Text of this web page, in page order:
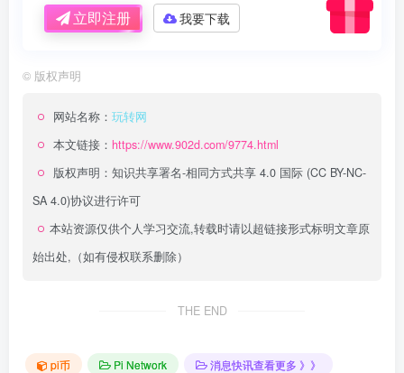
立即注册 我要下载
© 版权声明
网站名称： 玩转网
本文链接： https://www.902d.com/9774.html
版权声明： 知识共享署名-相同方式共享 4.0 国际 (CC BY-NC-
SA 4.0)协议进行许可
本站资源仅供个人学习交流,转载时请以超链接形式标明文章原
始出处,（如有侵权联系删除）
THE END
pi币 Pi Network
消息快讯查看更多 》》